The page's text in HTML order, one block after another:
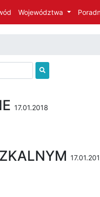
Województwa
17.01.2018